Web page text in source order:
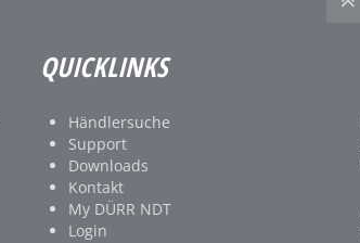
QUICKLINKS
Händlersuche
Support
Downloads
Kontakt
My DÜRR NDT
Login